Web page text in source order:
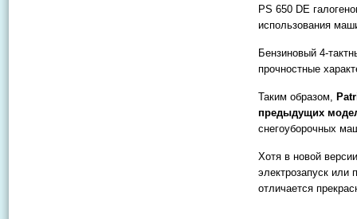
PS 650 DE
использования
Бензиновый 4-
прочностные
Таким образом,
предыдущих
снегоуборочных
Хотя в новой
электрозапуск или
отличается